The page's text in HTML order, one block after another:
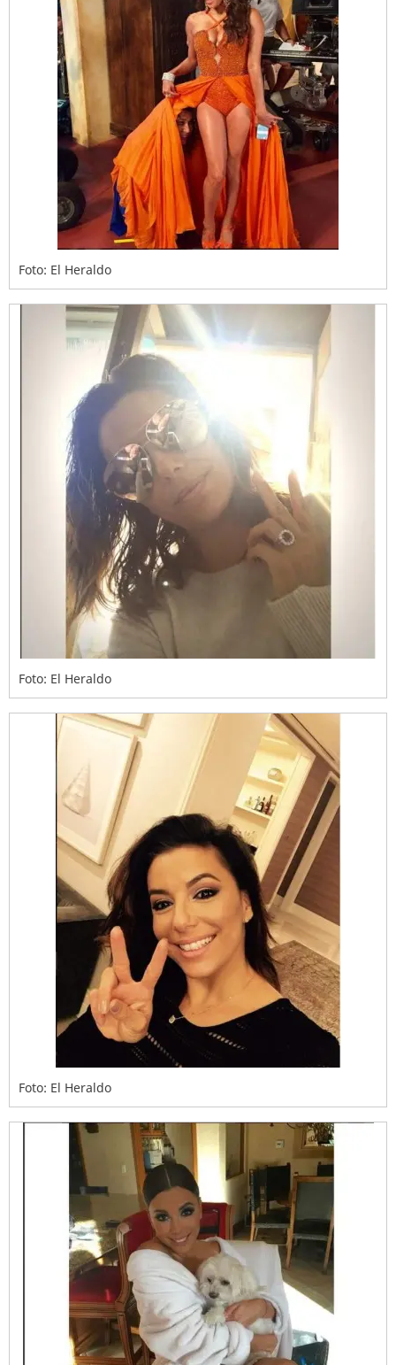
Foto: El Heraldo
Foto: El Heraldo
Foto: El Heraldo